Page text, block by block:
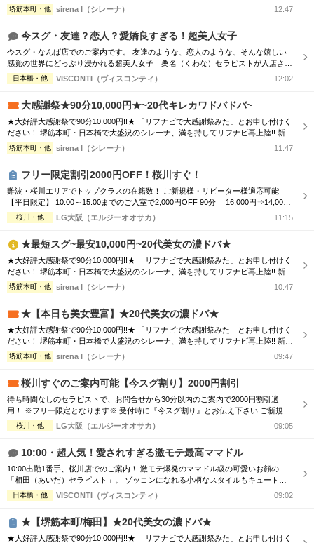
様リピーター様問わずご利用可能なイベントで、 ハイスペ美女たちとの時間をぜ
ひお楽しみください☆彡 ※フリー限定・待機セラピスト複数の時限定 ★大感謝祭
堺筋本町・他 sirena I（シレーナ） 12:47
今スグ・友達？恋人？愛嬌良すぎる！超美人女子
今スグ・なんば店でのご案内です。 友達のような、恋人のような、そんな嬉しい
感覚の世界にどっぷり浸かれる超美人女子「桑名（くわな）セラピストが入店され
ました！ なんせ愛嬌が最高過ぎて、思わず笑顔になってしまう。彼女の優しいハ
ートに、気分も当然アガります！ストレス満開の世の中も、きっと最後はなんとか
な・・・ めっちゃオススメです！...
日本橋・他 VISCONTI（ヴィスコンティ） 12:02
大感謝祭★90分10,000円★~20代キレカワドバドバ~
★大好評大感謝祭で90分10,000円!!★ 「リフナビで大感謝祭みた」とお申し付けく
ださい！ 堺筋本町・日本橋で大盛況のシレーナ、満を持してリフナビ再上陸!! 新規
様リピーター様問わずご利用可能なイベントで、 ハイスペ美女たちとの時間をぜ
ひお楽しみください☆彡 ※フリー限定・待機セラピスト複数の時限定 ★大感謝祭
堺筋本町・他 sirena I（シレーナ） 11:47
フリー限定割引2000円OFF！桜川すぐ！
難波・桜川エリアでトップクラスの在籍数！ ご新規様・リピーター様適応可能
【平日限定】 10:00～15:00までのご入室で2,000円OFF 90分 16,000円⇒14,000
円 120分 21,000円⇒19,000円 厳選された美女による 至福のオーバーオイルトリ
ートメント LG大阪でしか感じることができない満足感 ワンランク上のメンズエス
桜川・他 LG大阪（エルジーオオサカ） 11:15
★最短スグ~最安10,000円~20代美女の濃ドバ★
★大好評大感謝祭で90分10,000円!!★ 「リフナビで大感謝祭みた」とお申し付けく
ださい！ 堺筋本町・日本橋で大盛況のシレーナ、満を持してリフナビ再上陸!! 新規
様リピーター様問わずご利用可能なイベントで、 ハイスペ美女たちとの時間をぜ
ひお楽しみください☆彡 ※フリー限定・待機セラピスト複数の時限定 ★大感謝祭
堺筋本町・他 sirena I（シレーナ） 10:47
★【本日も美女豊富】★20代美女の濃ドバ★
★大好評大感謝祭で90分10,000円!!★ 「リフナビで大感謝祭みた」とお申し付けく
ださい！ 堺筋本町・日本橋で大盛況のシレーナ、満を持してリフナビ再上陸!! 新規
様リピーター様問わずご利用可能なイベントで、 ハイスペ美女たちとの時間をぜ
ひお楽しみください☆彡 ※フリー限定・待機セラピスト複数の時限定 ★大感謝祭
堺筋本町・他 sirena I（シレーナ） 09:47
桜川すぐのご案内可能【今スグ割り】2000円割引
待ち時間なしのセラピストで、お問合せから30分以内のご案内で2000円割引適
用！ ※フリー限定となります※ 受付時に『今スグ割り』とお伝え下さい ご新規
様・リピーター様ともに ★2,000円OFF★ 90分 16,000円⇒14,000円 120分 21,000
円⇒19,000円 ※90分コース以上※ ※他との割引併用不可※
桜川・他 LG大阪（エルジーオオサカ） 09:05
10:00・超人気！愛されすぎる激モテ最高ママドル
10:00出勤1番手、桜川店でのご案内！ 激モテ爆発のママドル級の可愛いお顔の
「相田（あいだ）セラピスト」。 ゾッコンになれる小柄なスタイルもキュートで
最高！ ちょっとぉ〜これは本命彼女を見つけた感がグ〜と強い大人気のセラピス
トさんです！ メンエス歴は、若干あるものの、ほぼほぼ初心者といった彼女。で
開！ 全てを捨てても君が...
日本橋・他 VISCONTI（ヴィスコンティ） 09:02
★【堺筋本町/梅田】★20代美女の濃ドバ★
★大好評大感謝祭で90分10,000円!!★ 「リフナビで大感謝祭みた」とお申し付けく